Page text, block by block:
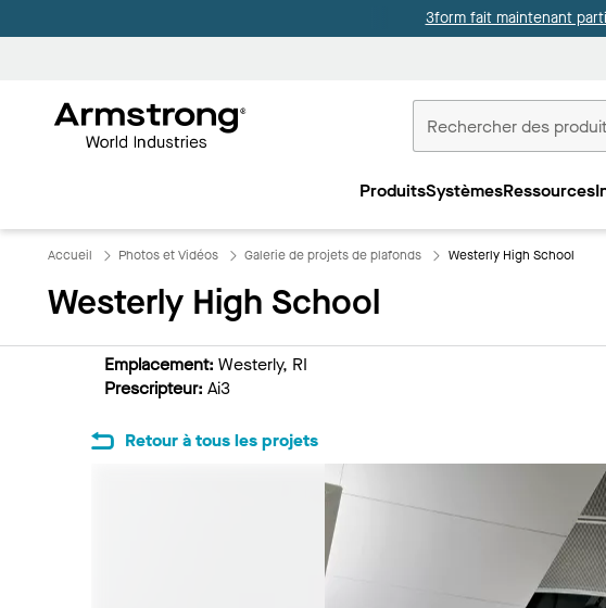
3form fait maintenant
Commerciaux
ProduitsSystèmesRessources
Accueil Photos et Vidéos Galerie de projets de plafonds Westerly High School
Westerly High School
Emplacement: Westerly, RI
Prescripteur: Ai3
Retour à tous les projets